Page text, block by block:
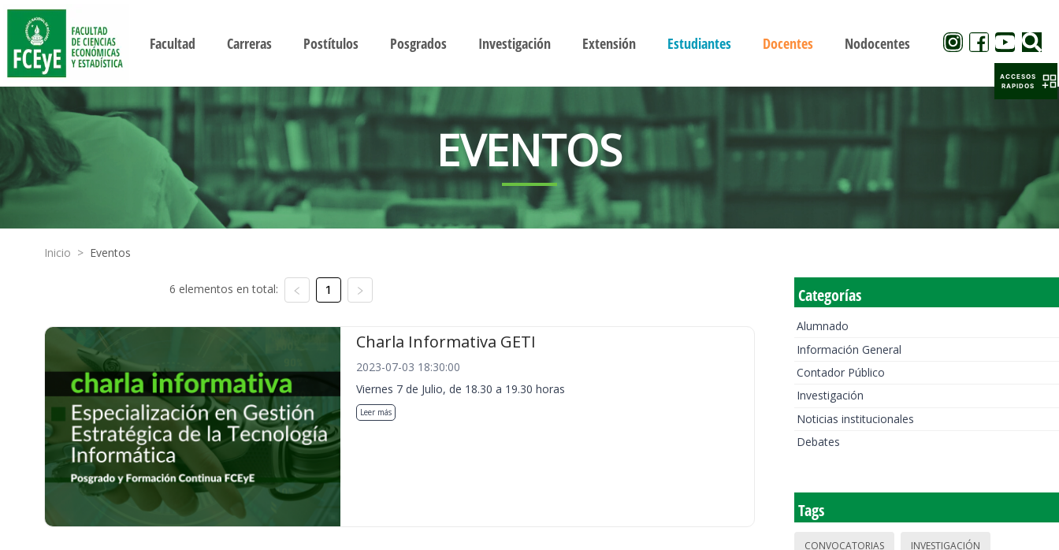
Facultad Carreras Postítulos Posgrados Investigación Extensión Estudiantes Docentes Nodocentes
EVENTOS
Inicio > Eventos
6 elementos en total: 1
Charla Informativa GETI
2023-07-03 18:30:00
Viernes 7 de Julio, de 18.30 a 19.30 horas
Leer más
Categorías
Alumnado
Información General
Contador Público
Investigación
Noticias institucionales
Debates
Tags
CONVOCATORIAS INVESTIGACIÓN
ACCESOS
RAPIDOS